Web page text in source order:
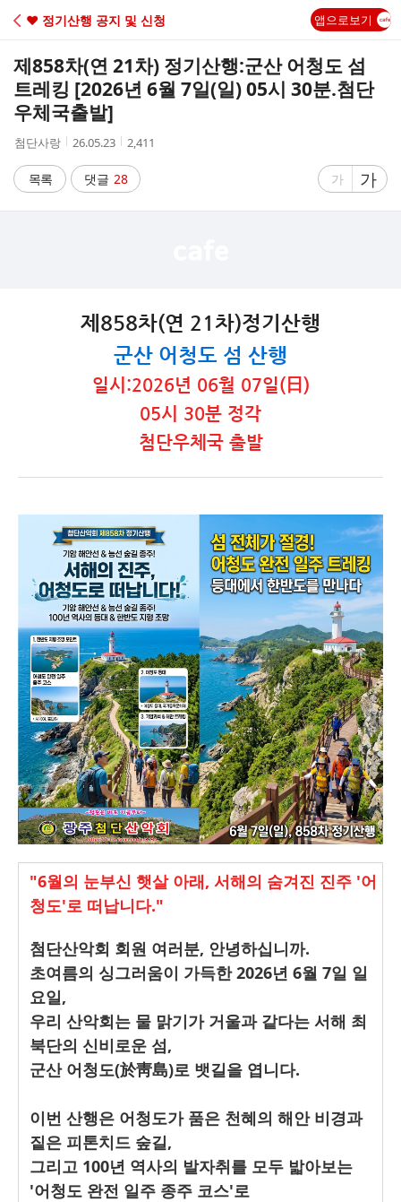
C
A
♥ 정기산행 공지 및 신청 앱으로보기
제858차(연 21차) 정기산행:군산 어청도 섬
트레킹 [2026년 6월 7일(일) 05시 30분.첨단
우체국출발]
작
자
첨단사랑
작
시
간
26.05.23
조
수
2,411
목록 댓글 28
글
가
글
자
가
제858차(연 21차)정기산행
군산 어청도 섬 산행
일시:2026년 06월 07일(日)
05시 30분 정각
첨단우체국 출발
"6월의 눈부신 햇살 아래, 서해의 숨겨진 진주 '어
청도'로 떠납니다."
첨단산악회 회원 여러분, 안녕하십니까.
초여름의 싱그러움이 가득한 2026년 6월 7일 일
요일,
우리 산악회는 물 맑기가 거울과 같다는 서해 최
북단의 신비로운 섬,
군산 어청도(於靑島)로 뱃길을 엽니다.
이번 산행은 어청도가 품은 천혜의 해안 비경과
짙은 피톤치드 숲길,
그리고 100년 역사의 발자취를 모두 밟아보는
'어청도 완전 일주 종주 코스'로